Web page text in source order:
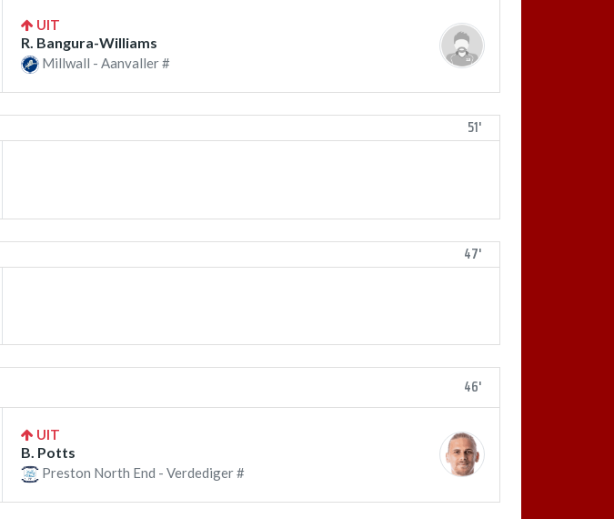
UIT
R. Bangura-Williams
Millwall - Aanvaller #
51'
47'
46'
UIT
B. Potts
Preston North End - Verdediger #